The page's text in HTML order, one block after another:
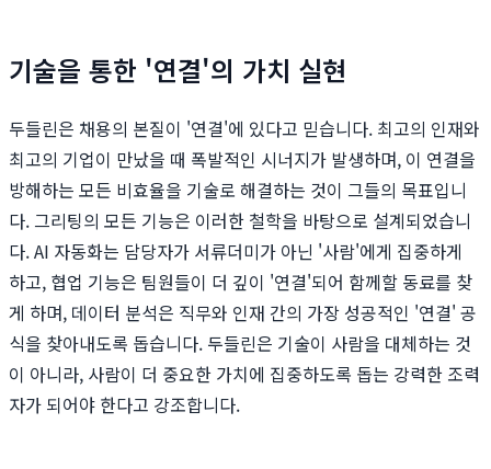
기술을 통한 '연결'의 가치 실현
두들린은 채용의 본질이 '연결'에 있다고 믿습니다. 최고의 인재와
최고의 기업이 만났을 때 폭발적인 시너지가 발생하며, 이 연결을
방해하는 모든 비효율을 기술로 해결하는 것이 그들의 목표입니
다. 그리팅의 모든 기능은 이러한 철학을 바탕으로 설계되었습니
다. AI 자동화는 담당자가 서류더미가 아닌 '사람'에게 집중하게
하고, 협업 기능은 팀원들이 더 깊이 '연결'되어 함께할 동료를 찾
게 하며, 데이터 분석은 직무와 인재 간의 가장 성공적인 '연결' 공
식을 찾아내도록 돕습니다. 두들린은 기술이 사람을 대체하는 것
이 아니라, 사람이 더 중요한 가치에 집중하도록 돕는 강력한 조력
자가 되어야 한다고 강조합니다.